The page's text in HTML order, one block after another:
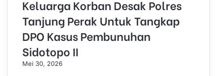
Keluarga Korban Desak Polres
Tanjung Perak Untuk Tangkap
DPO Kasus Pembunuhan
Sidotopo II
Mei 30, 2026